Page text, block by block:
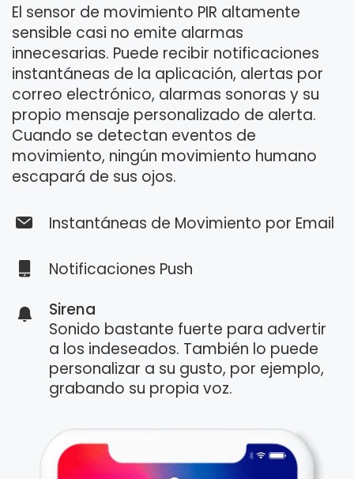
El sensor de movimiento PIR altamente
sensible casi no emite alarmas
innecesarias. Puede recibir notificaciones
instantáneas de la aplicación, alertas por
correo electrónico, alarmas sonoras y su
propio mensaje personalizado de alerta.
Cuando se detectan eventos de
movimiento, ningún movimiento humano
escapará de sus ojos.
Instantáneas de Movimiento por Email
Notificaciones Push
Sirena
Sonido bastante fuerte para advertir
a los indeseados. También lo puede
personalizar a su gusto, por ejemplo,
grabando su propia voz.